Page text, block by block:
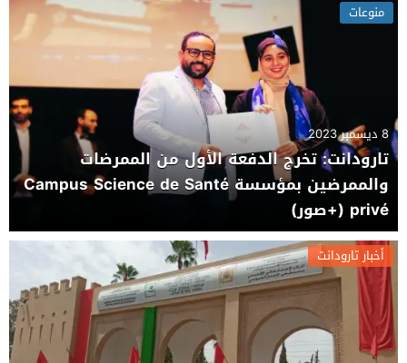
منوعات
8 ديسمبر 2023
تارودانت: تخرج الدفعة الأول من الممرضات
والممرضين بمؤسسة Campus Science de Santé
privé (+صور)
أخبار تارودانت